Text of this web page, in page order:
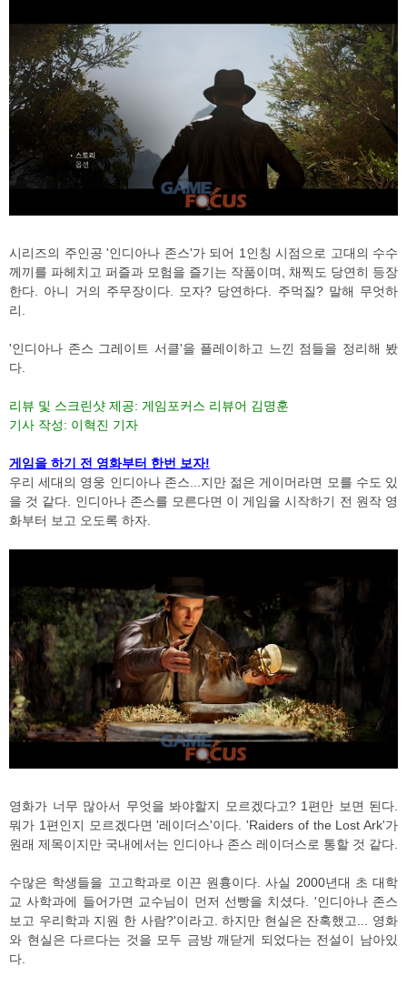
시리즈의 주인공 '인디아나 존스'가 되어 1인칭 시점으로 고대의 수수
께끼를 파헤치고 퍼즐과 모험을 즐기는 작품이며, 채찍도 당연히 등장
한다. 아니 거의 주무장이다. 모자? 당연하다. 주먹질? 말해 무엇하
리.
'인디아나 존스 그레이트 서클'을 플레이하고 느낀 점들을 정리해 봤
다.
리뷰 및 스크린샷 제공: 게임포커스 리뷰어 김명훈
기사 작성: 이혁진 기자
게임을 하기 전 영화부터 한번 보자!
우리 세대의 영웅 인디아나 존스...지만 젊은 게이머라면 모를 수도 있
을 것 같다. 인디아나 존스를 모른다면 이 게임을 시작하기 전 원작 영
화부터 보고 오도록 하자.
영화가 너무 많아서 무엇을 봐야할지 모르겠다고? 1편만 보면 된다.
뭐가 1편인지 모르겠다면 '레이더스'이다. 'Raiders of the Lost Ark'가
원래 제목이지만 국내에서는 인디아나 존스 레이더스로 통할 것 같다.
수많은 학생들을 고고학과로 이끈 원흉이다. 사실 2000년대 초 대학
교 사학과에 들어가면 교수님이 먼저 선빵을 치셨다. '인디아나 존스
보고 우리학과 지원 한 사람?'이라고. 하지만 현실은 잔혹했고... 영화
와 현실은 다르다는 것을 모두 금방 깨닫게 되었다는 전설이 남아있
다.